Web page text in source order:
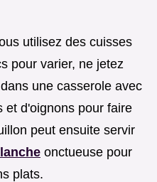
utilisez des cuisses
pour varier, ne jetez
une casserole avec
et d'oignons pour faire
peut ensuite servir
onctueuse pour
plats.